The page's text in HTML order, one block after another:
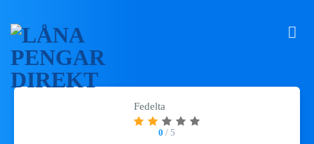
Fedelta
0 / 5